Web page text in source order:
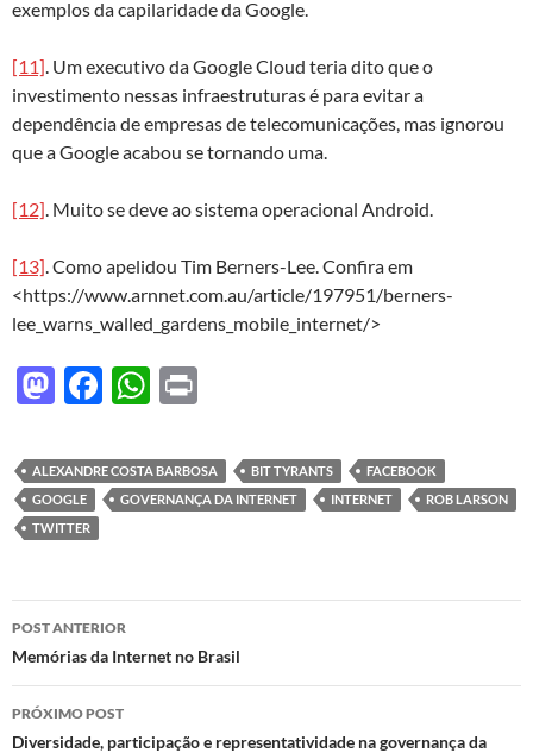
exemplos da capilaridade da Google.
[11]. Um executivo da Google Cloud teria dito que o
investimento nessas infraestruturas é para evitar a
dependência de empresas de telecomunicações, mas ignorou
que a Google acabou se tornando uma.
[12]. Muito se deve ao sistema operacional Android.
[13]. Como apelidou Tim Berners-Lee. Confira em
<https://www.arnnet.com.au/article/197951/berners-
lee_warns_walled_gardens_mobile_internet/>
M
to
d
o
F
e
b
k
W
at
s
p
nt
ALEXANDRE COSTA BARBOSA BIT TYRANTS
FACEBOOK
GOOGLE
GOVERNANÇA DA INTERNET INTERNET
ROB LARSON
TWITTER
Navegação
de
posts
POST ANTERIOR
Memórias da Internet no Brasil
PRÓXIMO POST
Diversidade, participação e representatividade na governança da